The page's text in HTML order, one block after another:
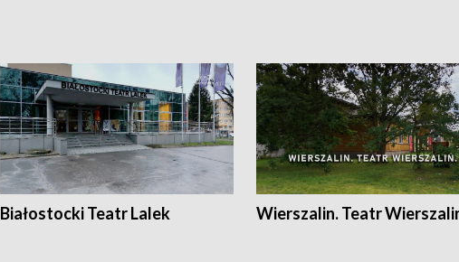
Białostocki Teatr Lalek Wierszalin. Teatr